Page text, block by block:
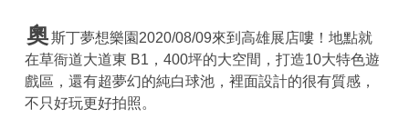
奧斯丁夢想樂園2020/08/09來到高雄展店嘍！地點就
在草衙道大道東 B1，400坪的大空間，打造10大特色遊
戲區，還有超夢幻的純白球池，裡面設計的很有質感，
不只好玩更好拍照。